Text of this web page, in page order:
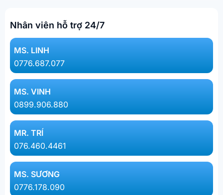
Nhân viên hỗ trợ 24/7
MS. LINH​
0776.687.077​
MS. VINH
0899.906.880
MR. TRÍ
076.460.4461
MS. SƯƠNG
0776.178.090